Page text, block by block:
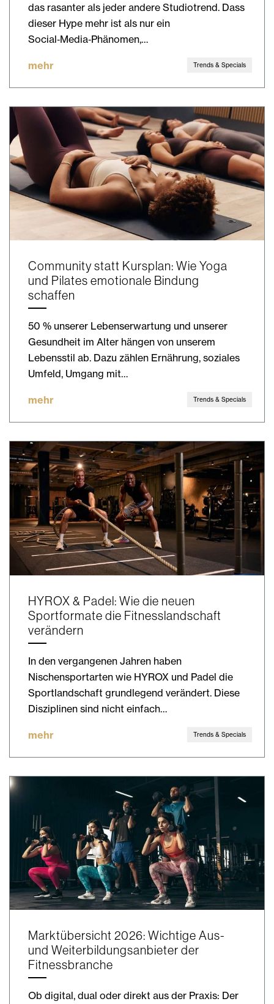
das rasanter als jeder andere Studiotrend. Dass
dieser Hype mehr ist als nur ein
Social‑Media‑Phänomen,…
mehr Trends & Specials
Community statt Kursplan: Wie Yoga
und Pilates emotionale Bindung
schaffen
50 % unserer Lebenserwartung und unserer
Gesundheit im Alter hängen von unserem
Lebensstil ab. Dazu zählen Ernährung, soziales
Umfeld, Umgang mit…
mehr Trends & Specials
HYROX & Padel: Wie die neuen
Sportformate die Fitnesslandschaft
verändern
In den vergangenen Jahren haben
Nischensportarten wie HYROX und Padel die
Sportlandschaft grundlegend verändert. Diese
Disziplinen sind nicht einfach…
mehr Trends & Specials
Marktübersicht 2026: Wichtige Aus-
und Weiterbildungsanbieter der
Fitnessbranche
Ob digital, dual oder direkt aus der Praxis: Der